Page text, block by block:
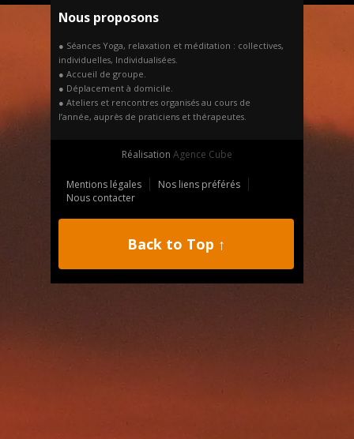
Nous proposons
● Séances Yoga, relaxation et méditation : collectives,
individuelles, Individualisées.
● Accueil de groupe.
● Déplacement à domicile.
● Ateliers et rencontres organisés au cours de
l’année, auprès de praticiens et thérapeutes.
Réalisation Agence Cube
Mentions légales
Nos liens préférés
Nous contacter
Back to Top ↑